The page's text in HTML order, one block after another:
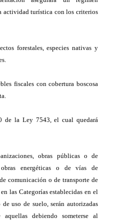
turística con los criterios
forestales, especies nativas y
fiscales con cobertura boscosa
la Ley 7543, el cual quedará
obras públicas o de
obras energéticas o de vías de
comunicación o de transporte de
las Categorías establecidas en el
uso de suelo, serán autorizadas
debiendo someterse al